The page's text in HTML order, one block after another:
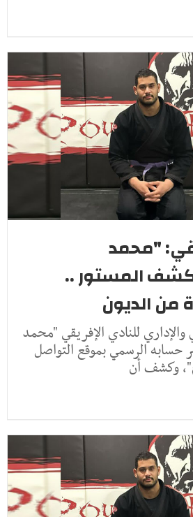
"محمد
المستور ..
من الديون
والإداري للنادي الإفريقي "محمد
حسابه الرسمي بموقع التواصل
وكشف أن